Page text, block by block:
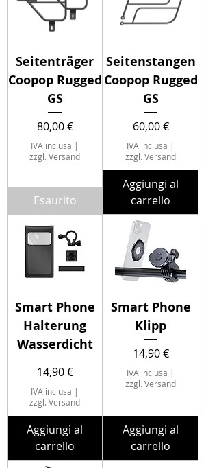
Seitenträger
Coopop Rugged
GS
Prezzo
80,00 €
IVA inclusa |
zzgl. Versand
Esaurito
Seitenstangen
Coopop Rugged
GS
Prezzo
60,00 €
IVA inclusa |
zzgl. Versand
Aggiungi al
carrello
Smart Phone
Halterung
Wasserdicht
Prezzo
14,90 €
IVA inclusa |
zzgl. Versand
Aggiungi al
carrello
Smart Phone
Klipp
Prezzo
14,90 €
IVA inclusa |
zzgl. Versand
Aggiungi al
carrello